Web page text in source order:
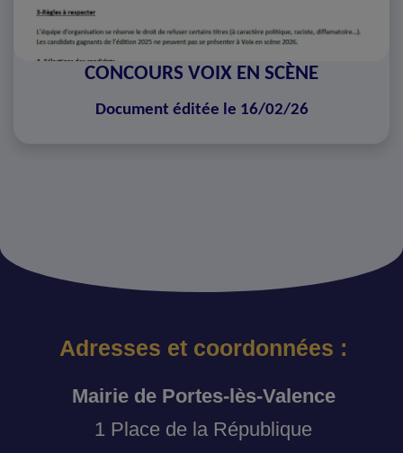
CONCOURS VOIX EN SCÈNE
Document éditée le 16/02/26
Adresses et coordonnées :
Mairie de Portes-lès-Valence
1 Place de la République